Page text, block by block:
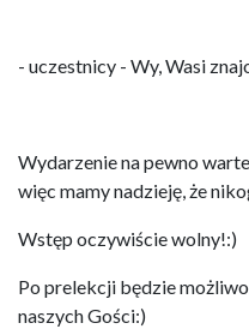
- uczestnicy - Wy, Wasi
Wydarzenie na pewno
więc mamy nadzieję, że
Wstęp oczywiście wolny!:)
Po prelekcji będzie
naszych Gości:)